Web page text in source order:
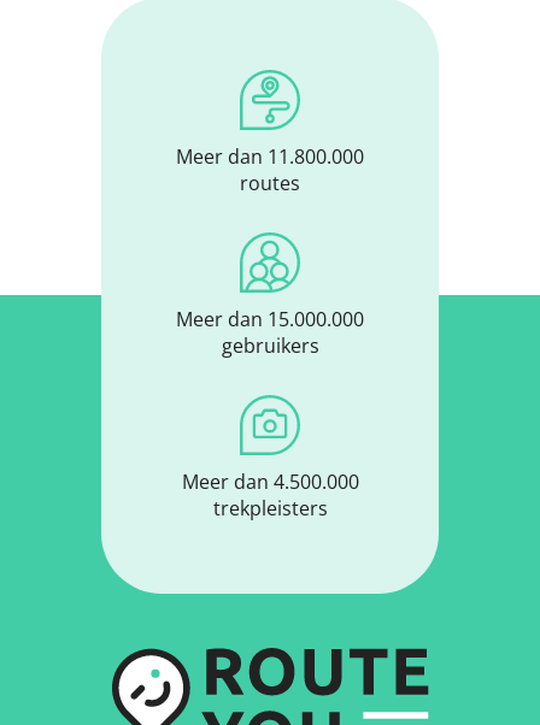
Meer dan 11.800.000
routes
Meer dan 15.000.000
gebruikers
Meer dan 4.500.000
trekpleisters